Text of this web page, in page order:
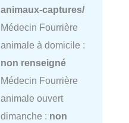
animaux-captures/
Médecin Fourrière
animale à domicile :
non renseigné
Médecin Fourrière
animale ouvert
dimanche : non